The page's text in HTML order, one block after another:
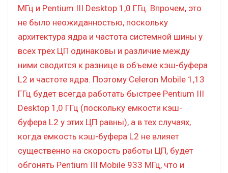
МГц и Pentium III Desktop 1,0 ГГц. Впрочем, это
не было неожиданностью, поскольку
архитектура ядра и частота системной шины у
всех трех ЦП одинаковы и различие между
ними сводится к разнице в объеме кэш-буфера
L2 и частоте ядра. Поэтому Celeron Mobile 1,13
ГГц будет всегда работать быстрее Pentium III
Desktop 1,0 ГГц (поскольку емкости кэш-
буфера L2 у этих ЦП равны), а в тех случаях,
когда емкость кэш-буфера L2 не влияет
существенно на скорость работы ЦП, будет
обгонять Pentium III Mobile 933 МГц, что и